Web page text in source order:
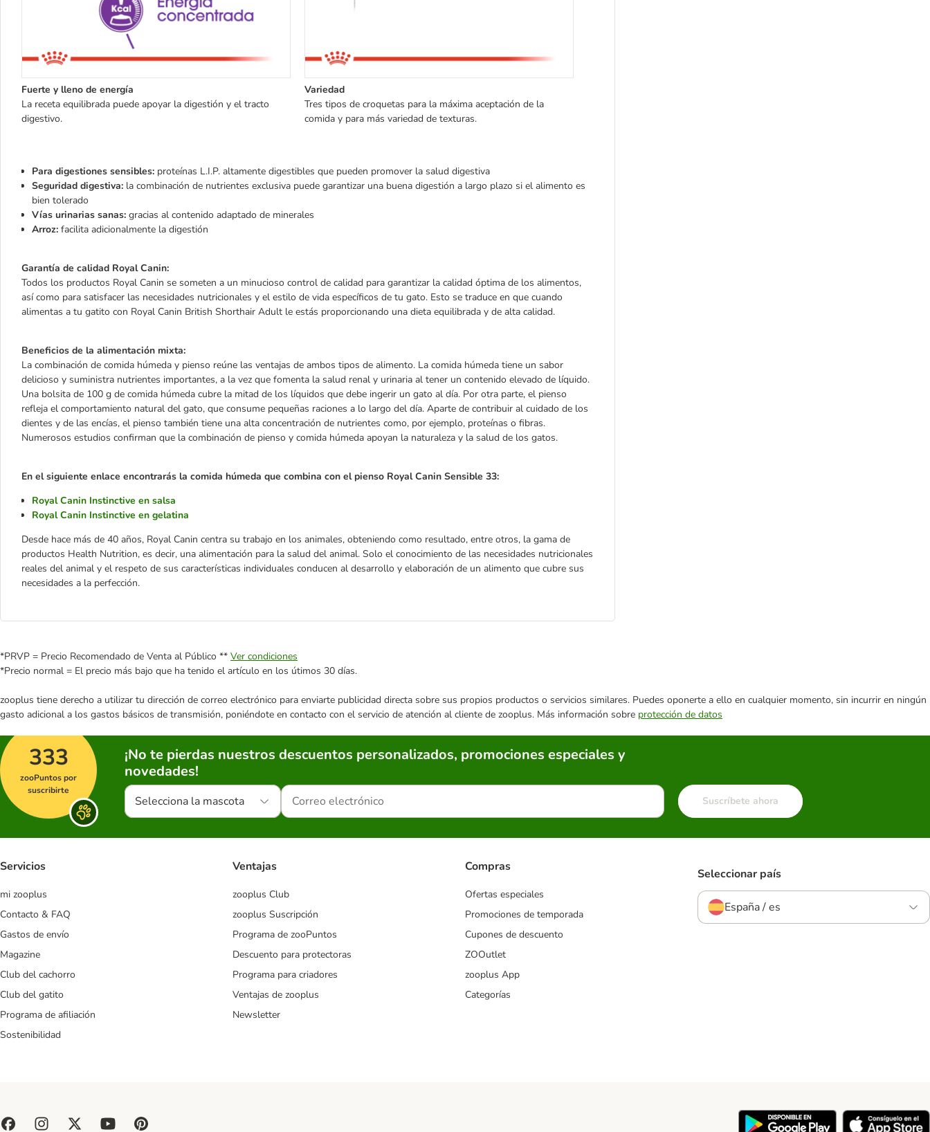
Fuerte y lleno de energía
La receta equilibrada puede apoyar la digestión y el tracto
digestivo.
Variedad
Tres tipos de croquetas para la máxima aceptación de la
comida y para más variedad de texturas.
Para digestiones sensibles: proteínas L.I.P. altamente digestibles que pueden promover la salud digestiva
Seguridad digestiva: la combinación de nutrientes exclusiva puede garantizar una buena digestión a largo plazo si el alimento es
bien tolerado
Vías urinarias sanas: gracias al contenido adaptado de minerales
Arroz: facilita adicionalmente la digestión
Garantía de calidad Royal Canin:
Todos los productos Royal Canin se someten a un minucioso control de calidad para garantizar la calidad óptima de los alimentos,
así como para satisfacer las necesidades nutricionales y el estilo de vida específicos de tu gato. Esto se traduce en que cuando
alimentas a tu gatito con Royal Canin British Shorthair Adult le estás proporcionando una dieta equilibrada y de alta calidad.
Beneficios de la alimentación mixta:
La combinación de comida húmeda y pienso reúne las ventajas de ambos tipos de alimento. La comida húmeda tiene un sabor
delicioso y suministra nutrientes importantes, a la vez que fomenta la salud renal y urinaria al tener un contenido elevado de líquido.
Una bolsita de 100 g de comida húmeda cubre la mitad de los líquidos que debe ingerir un gato al día. Por otra parte, el pienso
refleja el comportamiento natural del gato, que consume pequeñas raciones a lo largo del día. Aparte de contribuir al cuidado de los
dientes y de las encías, el pienso también tiene una alta concentración de nutrientes como, por ejemplo, proteínas o fibras.
Numerosos estudios confirman que la combinación de pienso y comida húmeda apoyan la naturaleza y la salud de los gatos.
En el siguiente enlace encontrarás la comida húmeda que combina con el pienso Royal Canin Sensible 33:
Royal Canin Instinctive en salsa
Royal Canin Instinctive en gelatina
Desde hace más de 40 años, Royal Canin centra su trabajo en los animales, obteniendo como resultado, entre otros, la gama de
productos Health Nutrition, es decir, una alimentación para la salud del animal. Solo el conocimiento de las necesidades nutricionales
reales del animal y el respeto de sus características individuales conducen al desarrollo y elaboración de un alimento que cubre sus
necesidades a la perfección.
*PRVP = Precio Recomendado de Venta al Público ** Ver condiciones
*Precio normal = El precio más bajo que ha tenido el artículo en los útimos 30 días.
zooplus tiene derecho a utilizar tu dirección de correo electrónico para enviarte publicidad directa sobre sus propios productos o servicios similares. Puedes oponerte a ello en cualquier momento, sin incurrir en ningún
gasto adicional a los gastos básicos de transmisión, poniéndote en contacto con el servicio de atención al cliente de zooplus. Más información sobre protección de datos
333
zooPuntos por
suscribirte
¡No te pierdas nuestros descuentos personalizados, promociones especiales y
novedades!
Selecciona la mascota Suscríbete ahora
Servicios
mi zooplus
Contacto & FAQ
Gastos de envío
Magazine
Club del cachorro
Club del gatito
Programa de afiliación
Sostenibilidad
Ventajas
zooplus Club
zooplus Suscripción
Programa de zooPuntos
Descuento para protectoras
Programa para criadores
Ventajas de zooplus
Newsletter
Compras
Ofertas especiales
Promociones de temporada
Cupones de descuento
ZOOutlet
zooplus App
Categorías
Seleccionar país
España / es